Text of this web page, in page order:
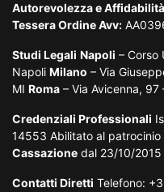
Autorevolezza e Affidabilità
Tessera Ordine Avv:
Studi Legali Napoli – Corso
Napoli Milano – Via
MI Roma – Via Avicenna, 97
Credenziali Professionali
14553 Abilitato al patrocinio
Cassazione dal 23/10/2015
Contatti Diretti Telefono: